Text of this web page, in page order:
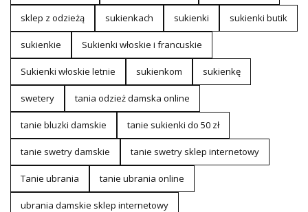
sklep z odzieżą sukienkach sukienki sukienki butik
sukienkie Sukienki włoskie i francuskie
Sukienki włoskie letnie sukienkom sukienkę
swetery tania odzież damska online
tanie bluzki damskie tanie sukienki do 50 zł
tanie swetry damskie tanie swetry sklep internetowy
Tanie ubrania tanie ubrania online
ubrania damskie sklep internetowy